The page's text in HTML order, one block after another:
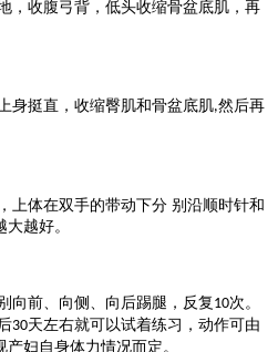
，收腹弓背，低头收缩骨盆底肌，再
身挺直，收缩臀肌和骨盆底肌,然后再
上体在双手的带动下分 别沿顺时针和
越好。
向前、向侧、向后踢腿，反复10次。
30天左右就可以试着练习，动作可由
妇自身体力情况而定。